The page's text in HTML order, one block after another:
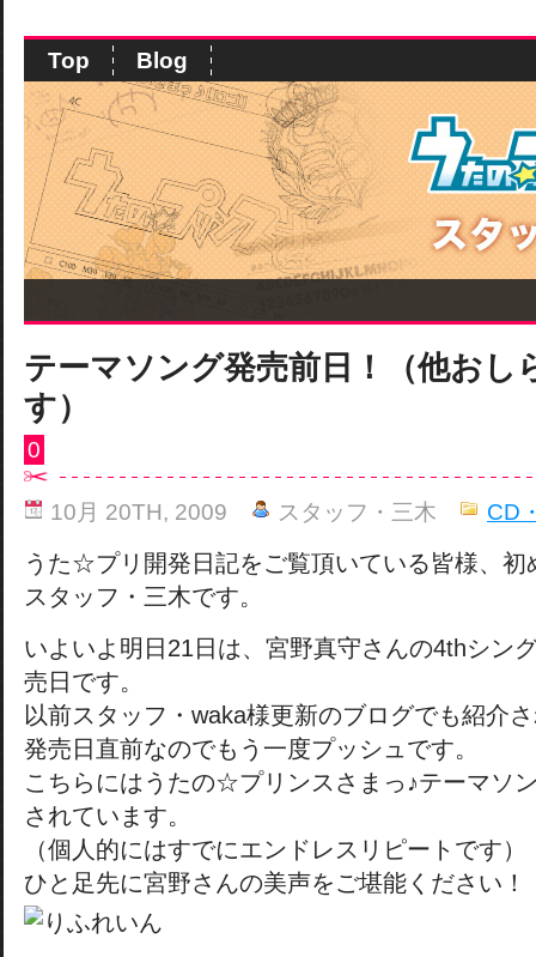
Top Blog
テーマソング発売前日！（他おし
す）
0
10月 20TH, 2009 スタッフ・三木 CD
うた☆プリ開発日記をご覧頂いている皆様、初
スタッフ・三木です。
いよいよ明日21日は、宮野真守さんの4thシン
売日です。
以前スタッフ・waka様更新のブログでも紹介
発売日直前なのでもう一度プッシュです。
こちらにはうたの☆プリンスさまっ♪テーマソ
されています。
（個人的にはすでにエンドレスリピートです）
ひと足先に宮野さんの美声をご堪能ください！